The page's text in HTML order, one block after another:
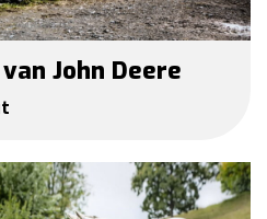
John Deere